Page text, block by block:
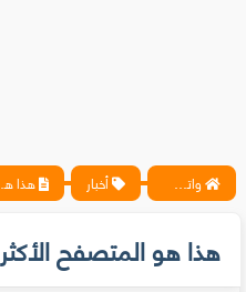
واتس آب ، فيسبوك ، أنترنت ، شروحات تقنية حصرية - المحترف أخبار هذا هو المتصفح الأكثر استخداما في 2019
هذا هو المتصفح الأكثر